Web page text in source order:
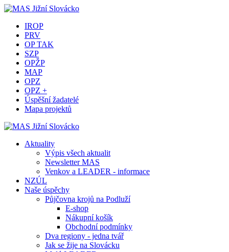
IROP
PRV
OP TAK
SZP
OPŽP
MAP
OPZ
OPZ +
Úspěšní žadatelé
Mapa projektů
Aktuality
Výpis všech aktualit
Newsletter MAS
Venkov a LEADER - informace
NZÚL
Naše úspěchy
Půjčovna krojů na Podluží
E-shop
Nákupní košík
Obchodní podmínky
Dva regiony - jedna tvář
Jak se žije na Slovácku